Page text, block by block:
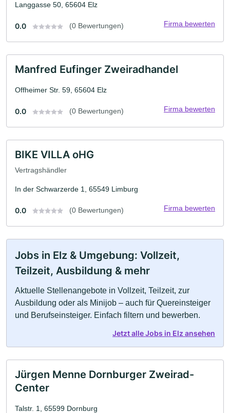
Langgasse 50, 65604 Elz
0.0 (0 Bewertungen) Firma bewerten
Manfred Eufinger Zweiradhandel
Offheimer Str. 59, 65604 Elz
0.0 (0 Bewertungen) Firma bewerten
BIKE VILLA oHG
Vertragshändler
In der Schwarzerde 1, 65549 Limburg
0.0 (0 Bewertungen) Firma bewerten
Jobs in Elz & Umgebung: Vollzeit,
Teilzeit, Ausbildung & mehr
Aktuelle Stellenangebote in Vollzeit, Teilzeit, zur
Ausbildung oder als Minijob – auch für Quereinsteiger
und Berufseinsteiger. Einfach filtern und bewerben.
Jetzt alle Jobs in Elz ansehen
Jürgen Menne Dornburger Zweirad-
Center
Talstr. 1, 65599 Dornburg